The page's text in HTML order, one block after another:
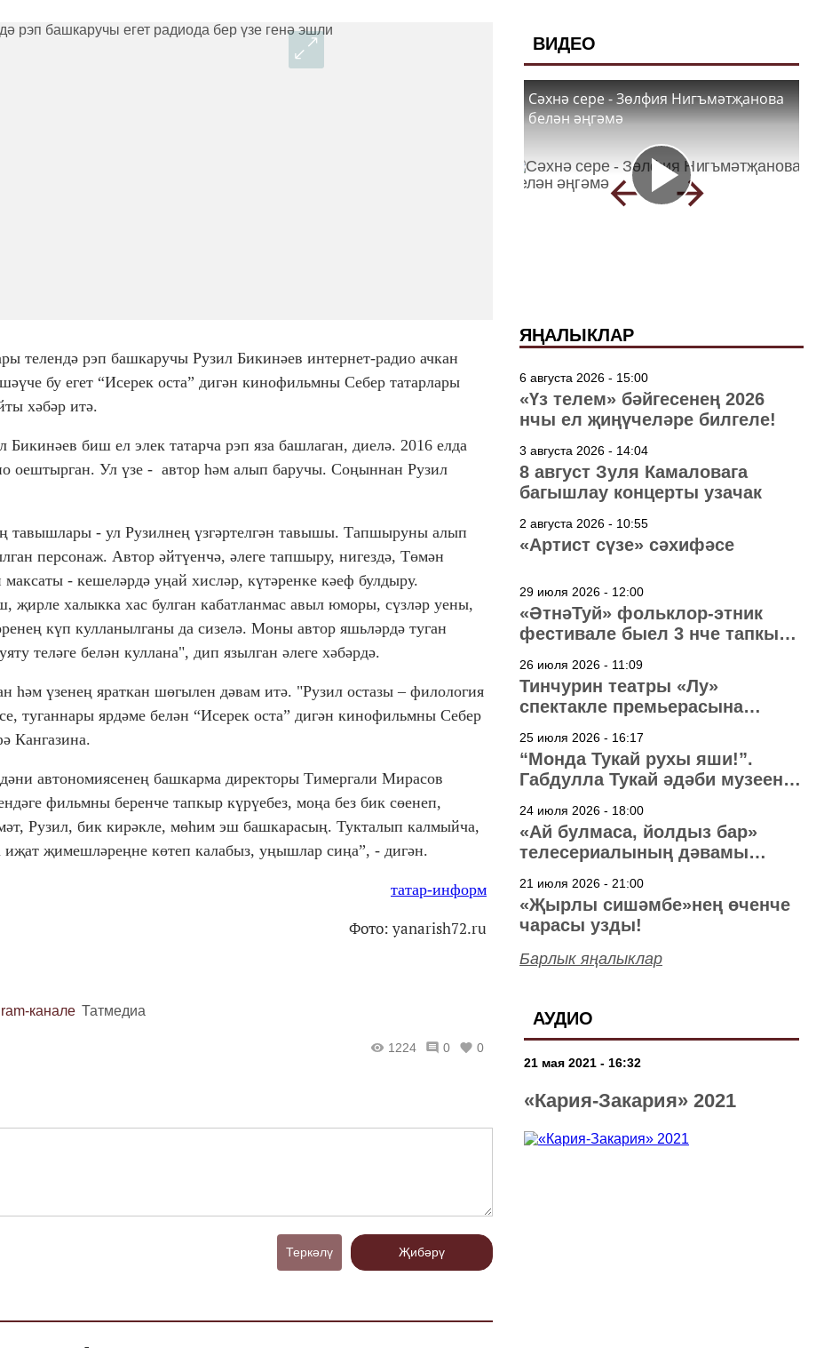
телендә рэп башкаручы Рузил Бикинәев интернет-радио ачкан
бу егет “Исерек оста” дигән кинофильмны Себер татарлары
хәбәр итә.
биш ел элек татарча рэп яза башлаган, диелә. 2016 елда
оештырган. Ул үзе - автор һәм алып баручы. Соңыннан Рузил
тавышлары - ул Рузилнең үзгәртелгән тавышы. Тапшыруны алып
персонаж. Автор әйтүенчә, әлеге тапшыру, нигездә, Төмән
- кешеләрдә уңай хисләр, күтәренке кәеф булдыру.
җирле халыкка хас булган кабатланмас авыл юморы, сүзләр уены,
күп кулланылганы да сизелә. Моны автор яшьләрдә туган
теләге белән куллана", дип язылган әлеге хәбәрдә.
һәм үзенең яраткан шөгылен дәвам итә. "Рузил остазы – филология
туганнары ярдәме белән “Исерек оста” дигән кинофильмны Себер
Кангазина.
автономиясенең башкарма директоры Тимергали Мирасов
фильмны беренче тапкыр күрүебез, моңа без бик сөенеп,
Рузил, бик кирәкле, мөһим эш башкарасың. Тукталып калмыйча,
җимешләреңне көтеп калабыз, уңышлар сиңа”, - дигән.
татар-информ
Фото: yanarish72.ru
канале Татмедиа
1224 0 0
Теркәлү Җибәрү
ВИДЕО
Сәхнә сере - Зөлфия Нигъмәтҗанова
белән әңгәмә
ЯҢАЛЫКЛАР
6 августа 2026 - 15:00
«Үз телем» бәйгесенең 2026
нчы ел җиңүчеләре билгеле!
3 августа 2026 - 14:04
8 август Зуля Камаловага
багышлау концерты узачак
2 августа 2026 - 10:55
«Артист сүзе» сәхифәсе
29 июля 2026 - 12:00
«ӘтнәТуй» фольклор-этник
фестивале быел 3 нче тапкыр
26 июля 2026 - 11:09
Тинчурин театры «Лу»
спектакле премьерасына
25 июля 2026 - 16:17
“Монда Тукай рухы яши!”.
Габдулла Тукай әдәби музеена
24 июля 2026 - 18:00
«Ай булмаса, йолдыз бар»
телесериалының дәвамы
21 июля 2026 - 21:00
«Җырлы сишәмбе»нең өченче
чарасы узды!
Барлык яңалыклар
АУДИО
21 мая 2021 - 16:32
«Кария-Закария» 2021